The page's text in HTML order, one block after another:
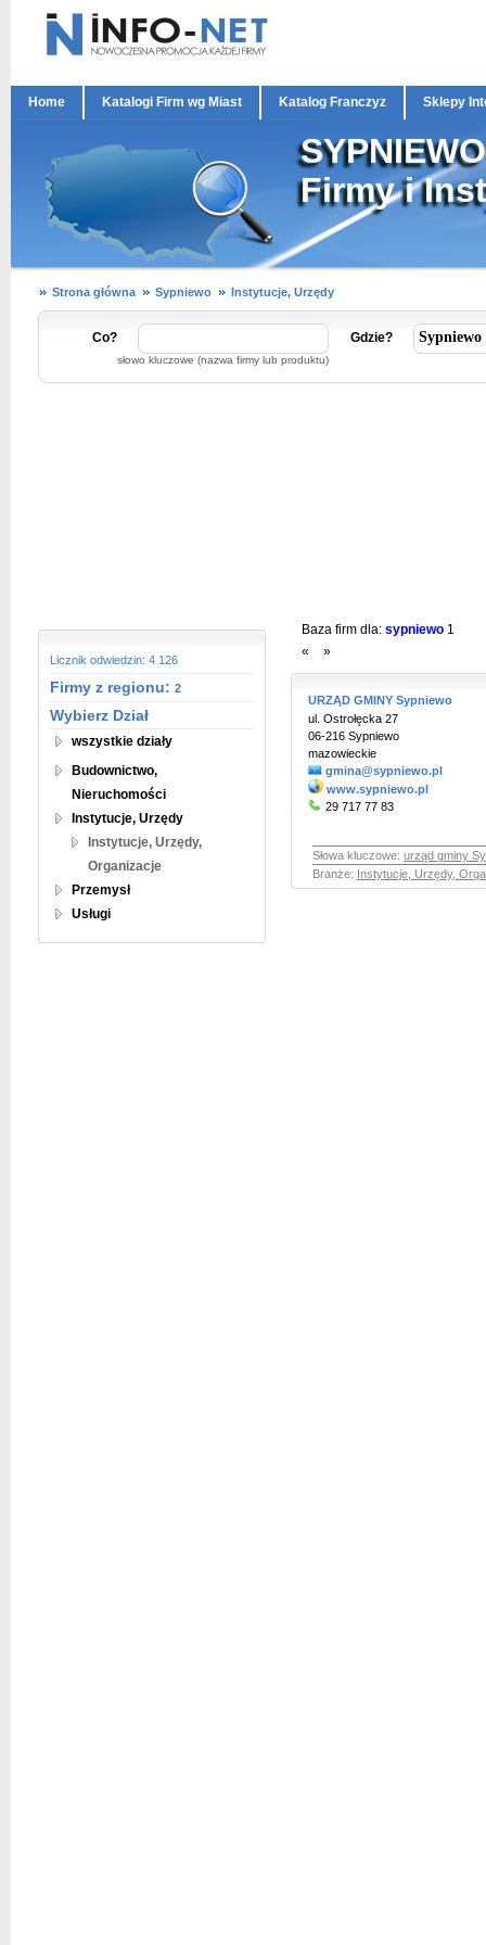
Home Katalogi Firm wg Miast Katalog Franczyz Sklepy
SYPNIEWO
Firmy i
Strona główna Sypniewo Instytucje, Urzędy
Co?
słowo kluczowe (nazwa firmy lub produktu)
Gdzie?
Licznik odwiedzin: 4 126
Firmy z regionu: 2
Wybierz Dział
wszystkie działy
Budownictwo,
Nieruchomości
Instytucje, Urzędy
Instytucje, Urzędy,
Organizacje
Przemysł
Usługi
Baza firm dla: sypniewo 1
«
»
URZĄD GMINY Sypniewo
ul. Ostrołęcka 27
06-216 Sypniewo
mazowieckie
gmina@sypniewo.pl
www.sypniewo.pl
29 717 77 83
Słowa kluczowe: urząd gminy
Branże: Instytucje, Urzędy,